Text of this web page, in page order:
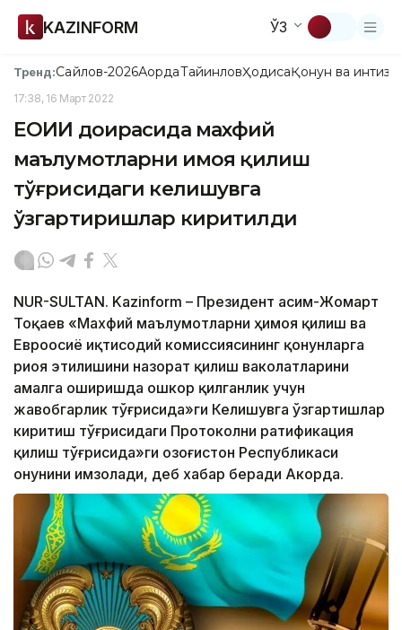
KAZINFORM ЎЗ
Тренд:Сайлов-2026АқордаТайинловҲодисаҚонун ва
17:38, 16 Март 2022
ЕОИИ доирасида махфий
маълумотларни ҳимоя қилиш
тўғрисидаги келишувга
ўзгартиришлар киритилди
NUR-SULTAN. Kazinform – Президент Қасим-Жомарт
Тоқаев «Махфий маълумотларни ҳимоя қилиш ва
Евроосиё иқтисодий комиссиясининг қонунларга
риоя этилишини назорат қилиш ваколатларини
амалга оширишда ошкор қилганлик учун
жавобгарлик тўғрисида»ги Келишувга ўзгартишлар
киритиш тўғрисидаги Протоколни ратификация
қилиш тўғрисида»ги Қозоғистон Республикаси
Қонунини имзолади, деб хабар беради Акорда.